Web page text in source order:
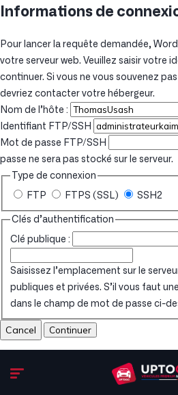
Informations de
Pour lancer la requête demandée,
votre serveur web. Veuillez saisir votre
continuer. Si vous ne vous souvenez
devriez contacter votre hébergeur.
Nom de l’hôte :
Identifiant FTP/SSH
Mot de passe FTP/SSH
passe ne sera pas stocké sur le serveur.
Type de connexion
FTP FTPS (SSL) SSH2
Clés d’authentification
Clé publique :
Saisissez l’emplacement sur le
publiques et privées. S’il vous faut
dans le champ de mot de passe ci-
Cancel